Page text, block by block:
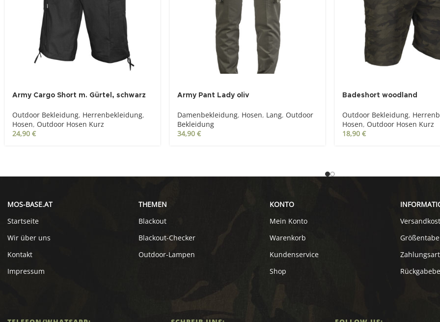
Army Cargo Short m. Gürtel, schwarz
Outdoor Bekleidung, Herrenbekleidung,
Hosen, Outdoor Hosen Kurz
24,90 €
Army Pant Lady oliv
Damenbekleidung, Hosen, Lang, Outdoor
Bekleidung
34,90 €
Badeshort woodland
Outdoor Bekleidung,
Hosen, Outdoor Hosen Kurz
18,90 €
MOS-BASE.AT
Startseite
Wir über uns
Kontakt
Impressum
THEMEN
Blackout
Blackout-Checker
Outdoor-Lampen
KONTO
Mein Konto
Warenkorb
Kundenservice
Shop